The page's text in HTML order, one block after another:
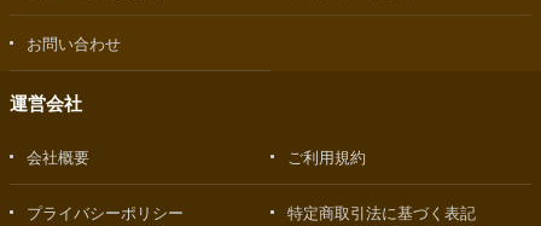
お問い合わせ
運営会社
会社概要 ご利用規約
プライバシーポリシー 特定商取引法に基づく表記